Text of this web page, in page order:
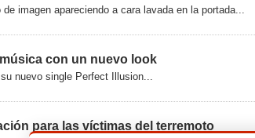
imagen apareciendo a cara lavada en la portada...
con un nuevo look
nuevo single Perfect Illusion...
para las víctimas del terremoto